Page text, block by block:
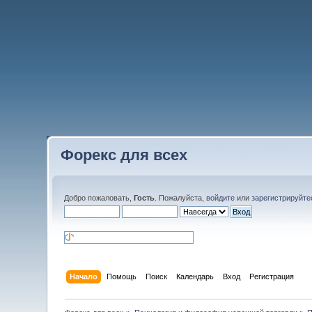
Форекс для всех
Добро пожаловать,Гость . Пожалуйста,войдите или
Начало Помощь Поиск Календарь Вход Регистрация